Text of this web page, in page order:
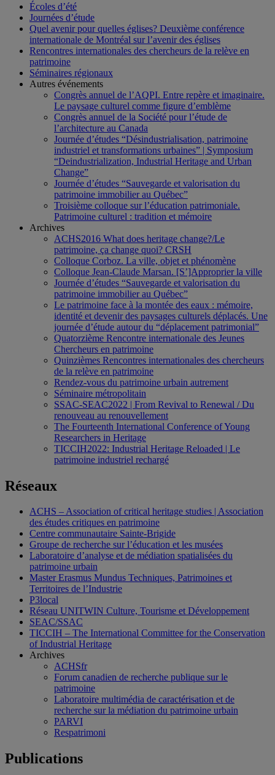
Écoles d’été
Journées d’étude
Quel avenir pour quelles églises? Deuxième conférence
internationale de Montréal sur l’avenir des églises
Rencontres internationales des chercheurs de la relève en
patrimoine
Séminaires régionaux
Autres événements
Congrès annuel de l’AQPI. Entre repère et imaginaire.
Le paysage culturel comme figure d’emblème
Congrès annuel de la Société pour l’étude de
l’architecture au Canada
Journée d’études “Désindustrialisation, patrimoine
industriel et transformations urbaines” | Symposium
“Deindustrialization, Industrial Heritage and Urban
Change”
Journée d’études “Sauvegarde et valorisation du
patrimoine immobilier au Québec”
Troisième colloque sur l’éducation patrimoniale.
Patrimoine culturel : tradition et mémoire
Archives
ACHS2016 What does heritage change?/Le
patrimoine, ça change quoi? CRSH
Colloque Corboz. La ville, objet et phénomène
Colloque Jean-Claude Marsan. [S’]Approprier la ville
Journée d’études “Sauvegarde et valorisation du
patrimoine immobilier au Québec”
Le patrimoine face à la montée des eaux : mémoire,
identité et devenir des paysages culturels déplacés. Une
journée d’étude autour du “déplacement patrimonial”
Quatorzième Rencontre internationale des Jeunes
Chercheurs en patrimoine
Quinzièmes Rencontres internationales des chercheurs
de la relève en patrimoine
Rendez-vous du patrimoine urbain autrement
Séminaire métropolitain
SSAC-SEAC2022 | From Revival to Renewal / Du
renouveau au renouvellement
The Fourteenth International Conference of Young
Researchers in Heritage
TICCIH2022: Industrial Heritage Reloaded | Le
patrimoine industriel rechargé
Réseaux
ACHS – Association of critical heritage studies | Association
des études critiques en patrimoine
Centre communautaire Sainte-Brigide
Groupe de recherche sur l’éducation et les musées
Laboratoire d’analyse et de médiation spatialisées du
patrimoine urbain
Master Erasmus Mundus Techniques, Patrimoines et
Territoires de l’Industrie
P3local
Réseau UNITWIN Culture, Tourisme et Développement
SEAC/SSAC
TICCIH – The International Committee for the Conservation
of Industrial Heritage
Archives
ACHSfr
Forum canadien de recherche publique sur le
patrimoine
Laboratoire multimédia de caractérisation et de
recherche sur la médiation du patrimoine urbain
PARVI
Respatrimoni
Publications